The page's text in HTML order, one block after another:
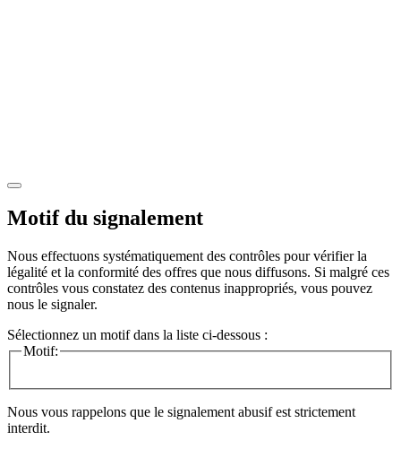
Motif du signalement
Nous effectuons systématiquement des contrôles pour vérifier la
légalité et la conformité des offres que nous diffusons. Si malgré ces
contrôles vous constatez des contenus inappropriés, vous pouvez
nous le signaler.
Sélectionnez un motif dans la liste ci-dessous :
Motif:
Nous vous rappelons que le signalement abusif est strictement
interdit.